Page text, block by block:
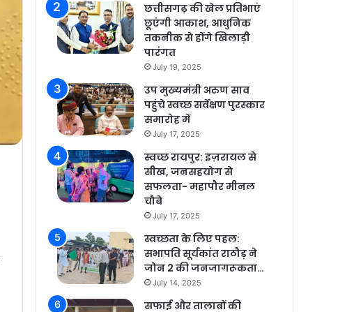
छत्तीसगढ़ की खेल प्रतिभाएं
छूएंगी आकाश, आधुनिक
तकनीक से होंगे खिलाड़ी
पारंगत
July 19, 2025
उप मुख्यमंत्री अरुण साव
पहुंचे स्वच्छ सर्वेक्षण पुरस्कार
समारोह में
July 17, 2025
स्वच्छ रायपुर: इज़रायल से
सीख, जनसहयोग से
सफलता- महापौर मीनल
चौबे
July 17, 2025
स्वच्छता के लिए पहल:
सभापति सूर्यकांत राठौड़ ने
जोन 2 की जनजागरूकता…
July 14, 2025
सफाई और तालाबों की